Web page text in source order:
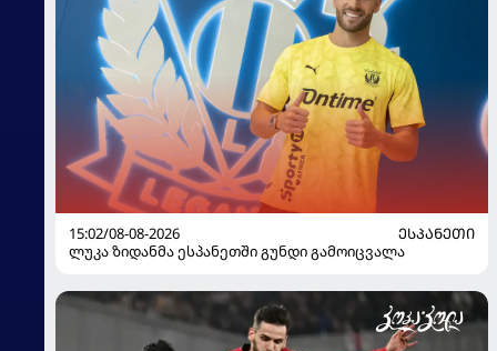
15:02/08-08-2026
ᲔᲡᲞᲐᲜᲔᲗᲘ
ლუკა ზიდანმა ესპანეთში გუნდი გამოიცვალა